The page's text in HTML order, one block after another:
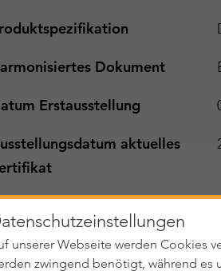
unserer Webseite werden Cookies
zwingend benötigt, während es
Dokument
Erstausstellung
aktuelles